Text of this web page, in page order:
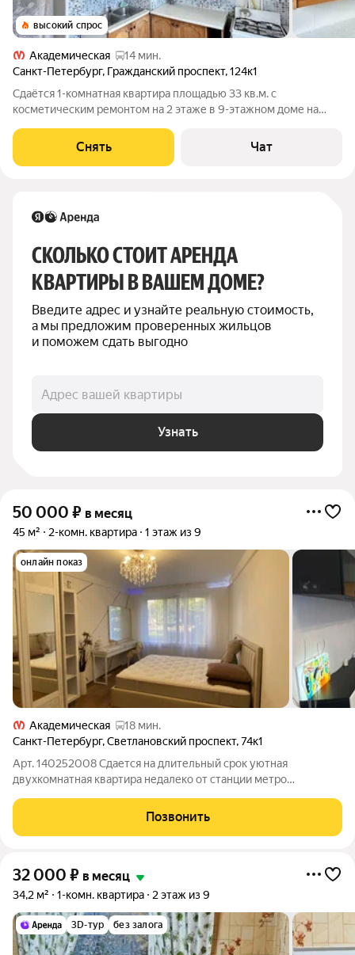
высокий спрос
Академическая
14 мин.
Санкт-Петербург, Гражданский проспект,124к1
Сдаётся 1-комнатная квартира площадью 33 кв.м. с
косметическим ремонтом на 2 этаже в 9-этажном доме на
В подъезде 1 лифт - 0
Снять Чат
СКОЛЬКО СТОИТ АРЕНДА
КВАРТИРЫ В ВАШЕМ ДОМЕ?
Введите адрес и узнайте реальную стоимость,
а мы предложим проверенных жильцов
и поможем сдать выгодно
Адрес вашей квартиры
Узнать
50 000 ₽ в месяц
45 м² 2-комн. квартира 1 этаж из 9
онлайн показ
Академическая
18 мин.
Санкт-Петербург,Светлановский проспект,74к1
Арт. 140252008 Сдается на длительный срок уютная
двухкомнатная квартира недалеко от станции метро
остановка трамваев (100 до станции метро "Пр.Просвещения"
и 61 «Политехническая») и
Позвонить
32 000 ₽ в месяц
34,2 м² 1-комн. квартира 2 этаж из 9
3D-тур без залога